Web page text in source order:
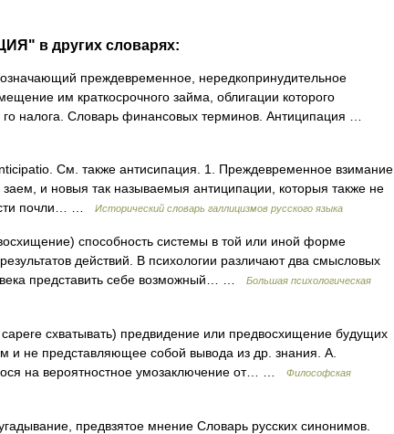
в других словарях:
преждевременное, нередкопринудительное
им краткосрочного займа, облигации которого
налога. Словарь финансовых терминов. Антиципация …
См. также антисипация. 1. Преждевременное взимание
и новыя так называемыя антиципации, которыя также не
почли… …
Исторический словарь галлицизмов русского языка
способность системы в той или иной форме
действий. В психологии различают два смысловых
представить себе возможный… …
Большая психологическая
схватывать) предвидение или предвосхищение будущих
и не представляющее собой вывода из др. знания. А.
на вероятностное умозаключение от… …
Философская
предвзятое мнение Словарь русских синонимов.